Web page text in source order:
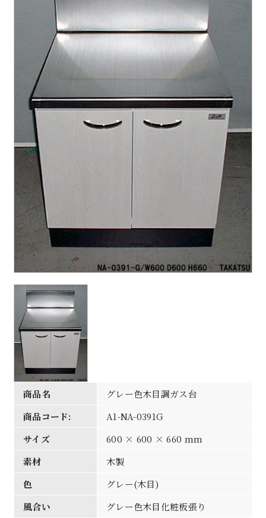
商品名
グレー色木目調ガス台
商品コード:
A1-NA-0391G
サイズ
600 × 600 × 660 mm
素材
木製
色
グレー(木目)
風合い
グレー色木目化粧板張り